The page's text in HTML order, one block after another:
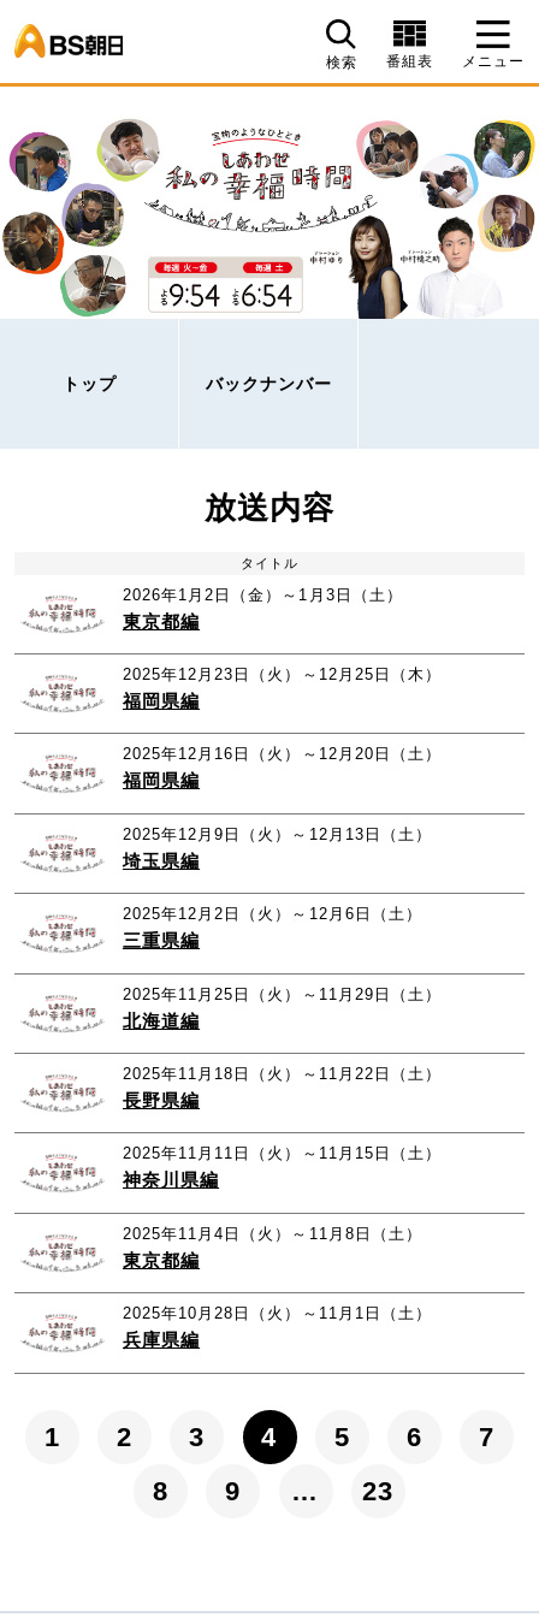
検索 番組表 メニュー
トップ バックナンバー
放送内容
タイトル
2026年1月2日（金）～1月3日（土）
東京都編
2025年12月23日（火）～12月25日（木）
福岡県編
2025年12月16日（火）～12月20日（土）
福岡県編
2025年12月9日（火）～12月13日（土）
埼玉県編
2025年12月2日（火）～12月6日（土）
三重県編
2025年11月25日（火）～11月29日（土）
北海道編
2025年11月18日（火）～11月22日（土）
長野県編
2025年11月11日（火）～11月15日（土）
神奈川県編
2025年11月4日（火）～11月8日（土）
東京都編
2025年10月28日（火）～11月1日（土）
兵庫県編
1 2 3 4 5 6
7
8
9 … 23